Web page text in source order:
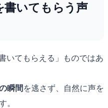
書いてもらう声
いてもらえる」ものではあ
瞬間 を逃さず、自然に声を
。